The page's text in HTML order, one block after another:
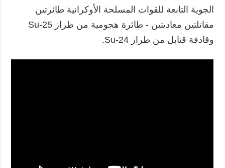
الجوية التابعة للقوات المسلحة الأوكرانية طائرتين
مقاتلتين معاديتين - طائرة هجومية من طراز Su-25
وقاذفة قنابل من طراز Su-24.